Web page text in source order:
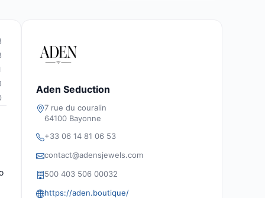
Aden Seduction
7 rue du couralin
64100 Bayonne
+33 06 14 81 06 53
contact@adensjewels.com
500 403 506 00032
https://aden.boutique/